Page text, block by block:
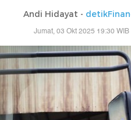
Andi Hidayat -
Jumat, 03 Okt 2025 19:30 WIB